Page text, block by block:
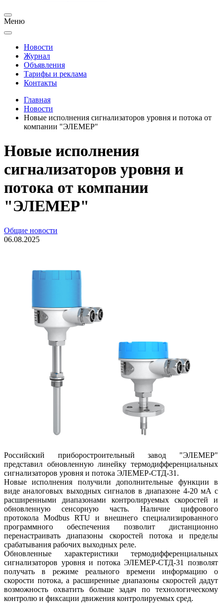
Меню
Новости
Журнал
Объявления
Тарифы и реклама
Контакты
Главная
Новости
Новые исполнения сигнализаторов уровня и потока от
компании "ЭЛЕМЕР"
Новые исполнения
сигнализаторов уровня и
потока от компании
"ЭЛЕМЕР"
Общие новости
06.08.2025
Российский приборостроительный завод "ЭЛЕМЕР"
представил обновленную линейку термодифференциальных
сигнализаторов уровня и потока ЭЛЕМЕР-СТД-31.
Новые исполнения получили дополнительные функции в
виде аналоговых выходных сигналов в диапазоне 4-20 мА с
расширенными диапазонами контролируемых скоростей и
обновленную сенсорную часть. Наличие цифрового
протокола Modbus RTU и внешнего специализированного
программного обеспечения позволит дистанционно
перенастраивать диапазоны скоростей потока и пределы
срабатывания рабочих выходных реле.
Обновленные характеристики термодифференциальных
сигнализаторов уровня и потока ЭЛЕМЕР-СТД-31 позволят
получать в режиме реального времени информацию о
скорости потока, а расширенные диапазоны скоростей дадут
возможность охватить больше задач по технологическому
контролю и фиксации движения контролируемых сред.